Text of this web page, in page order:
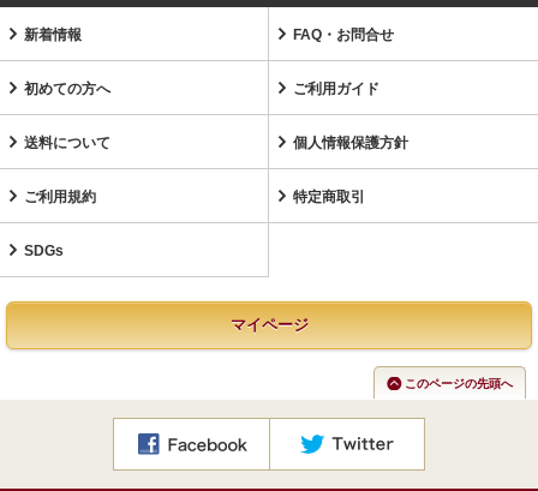
新着情報 FAQ・お問合せ
初めての方へ ご利用ガイド
送料について 個人情報保護方針
ご利用規約 特定商取引
SDGs
マイページ
このページの先頭へ